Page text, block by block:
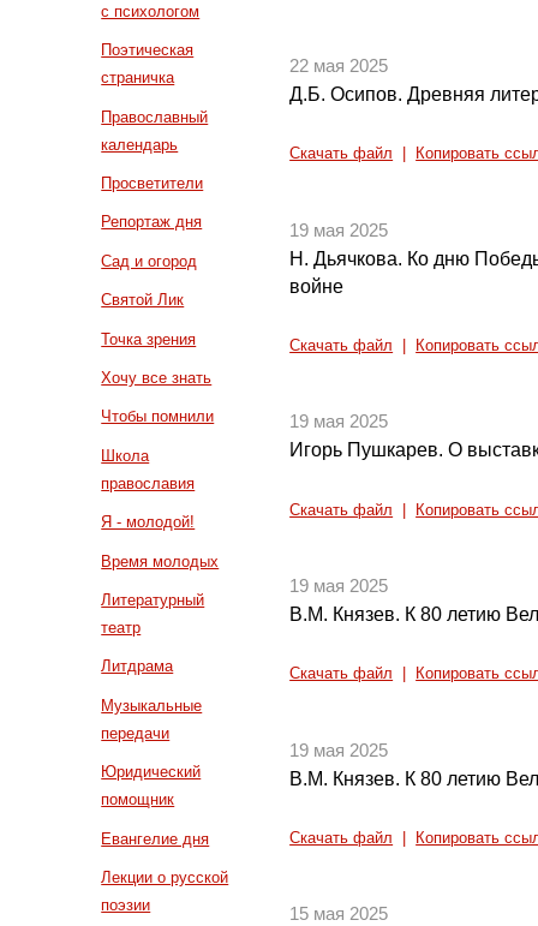
с психологом
Поэтическая
страничка
Православный
календарь
Просветители
Репортаж дня
Сад и огород
Святой Лик
Точка зрения
Хочу все знать
Чтобы помнили
Школа
православия
Я - молодой!
Время молодых
Литературный
театр
Литдрама
Музыкальные
передачи
Юридический
помощник
Евангелие дня
Лекции о русской
поэзии
22 мая 2025
Д.Б. Осипов. Древняя
Скачать файл Копировать
19 мая 2025
Н. Дьячкова. Ко дню
войне
Скачать файл Копировать
19 мая 2025
Игорь Пушкарев. О
Скачать файл Копировать
19 мая 2025
В.М. Князев. К 80 летию
Скачать файл Копировать
19 мая 2025
В.М. Князев. К 80 летию
Скачать файл Копировать
15 мая 2025